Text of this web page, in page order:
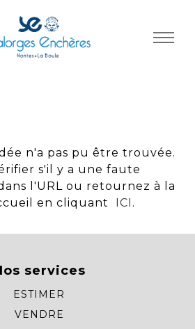
n'a pas pu être trouvée.
s'il y a une faute
l'URL ou retournez à la
en cliquant
ICI .
services
ESTIMER
VENDRE